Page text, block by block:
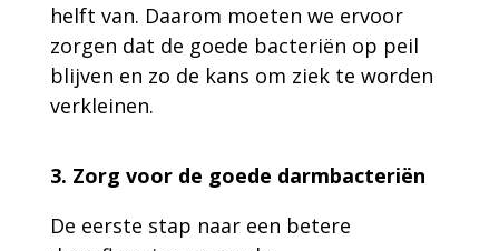
helft van. Daarom moeten we ervoor
zorgen dat de goede bacteriën op peil
blijven en zo de kans om ziek te worden
verkleinen.
3. Zorg voor de goede darmbacteriën
De eerste stap naar een betere